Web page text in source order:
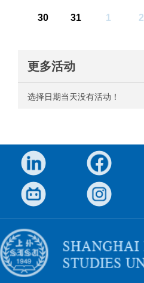
30 31 1 2
更多活动
选择日期当天没有活动！